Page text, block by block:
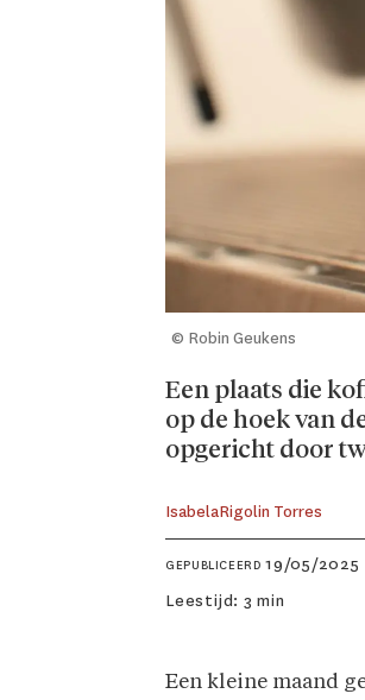
© Robin Geukens
Een plaats die
op de hoek van
opgericht door
IsabelaRigolin Torres
GEPUBLICEERD
19/05/2025
Leestijd: 3 min
Een kleine maand